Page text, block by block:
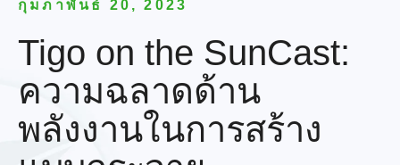
กุมภาพันธ์ 20, 2023
Tigo on the SunCast:
ความฉลาดด้าน
พลังงานในการสร้าง